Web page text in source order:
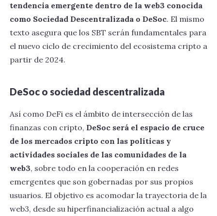
tendencia emergente dentro de la web3 conocida
como Sociedad Descentralizada o DeSoc. El mismo
texto asegura que los SBT serán fundamentales para
el nuevo ciclo de crecimiento del ecosistema cripto a
partir de 2024.
DeSoc o sociedad descentralizada
Así como DeFi es el ámbito de intersección de las
finanzas con cripto, DeSoc será el espacio de cruce
de los mercados cripto con las políticas y
actividades sociales de las comunidades de la
web3, sobre todo en la cooperación en redes
emergentes que son gobernadas por sus propios
usuarios. El objetivo es acomodar la trayectoria de la
web3, desde su hiperfinancialización actual a algo